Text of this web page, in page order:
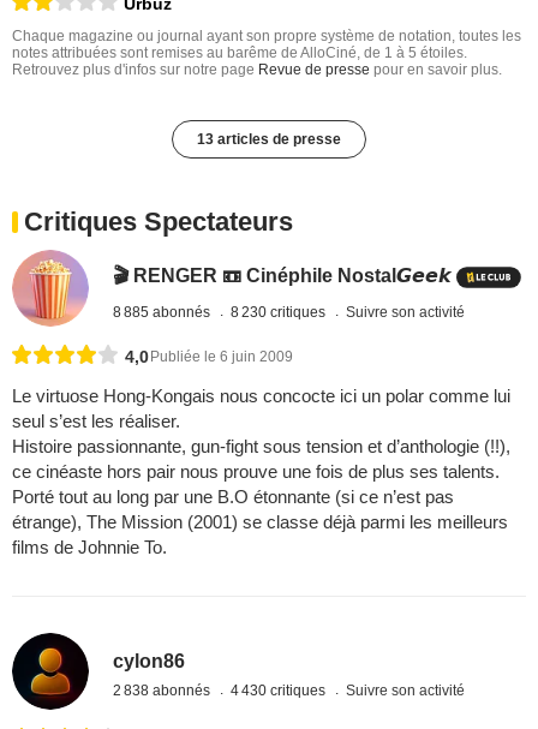
Chaque magazine ou journal ayant son propre système de notation, toutes les
notes attribuées sont remises au barême de AlloCiné, de 1 à 5 étoiles.
Retrouvez plus d'infos sur notre page Revue de presse pour en savoir plus.
13 articles de presse
Critiques Spectateurs
🎬 RENGER 📼 Cinéphile Nostal𝙂𝙚𝙚𝙠
8 885 abonnés 8 230 critiques Suivre son activité
4,0 Publiée le 6 juin 2009
Le virtuose Hong-Kongais nous concocte ici un polar comme lui
seul s’est les réaliser.
Histoire passionnante, gun-fight sous tension et d’anthologie (!!),
ce cinéaste hors pair nous prouve une fois de plus ses talents.
Porté tout au long par une B.O étonnante (si ce n’est pas
étrange), The Mission (2001) se classe déjà parmi les meilleurs
films de Johnnie To.
cylon86
2 838 abonnés 4 430 critiques Suivre son activité